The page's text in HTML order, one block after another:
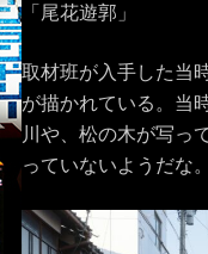
「尾花遊郭」
取材班が入手した当
が描かれている。当
川や、松の木が写っ
っていないようだな。